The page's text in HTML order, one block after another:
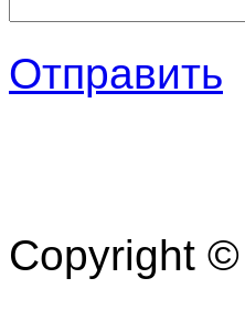
Отправить
Copyright